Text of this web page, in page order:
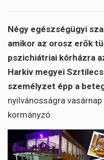
Négy egészségügyi
amikor az orosz erők
pszichiátriai kórházra
Harkiv megyei
személyzet épp a
nyilvánosságra
kormányzó.